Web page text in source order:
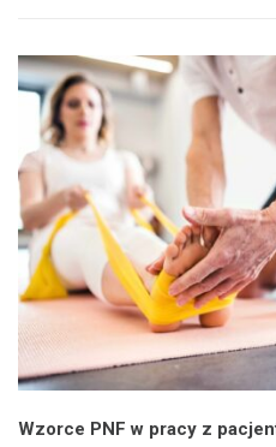
Wzorce PNF w pracy z